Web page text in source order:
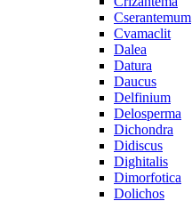
Cserantemum
Cvamaclit
Dalea
Datura
Daucus
Delfinium
Delosperma
Dichondra
Didiscus
Dighitalis
Dimorfotica
Dolichos